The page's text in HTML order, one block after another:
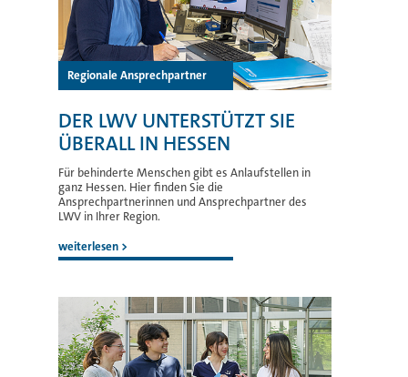
Regionale Ansprechpartner
DER LWV UNTERSTÜTZT SIE
ÜBERALL IN HESSEN
Für behinderte Menschen gibt es Anlaufstellen in
ganz Hessen. Hier finden Sie die
Ansprechpartnerinnen und Ansprechpartner des
LWV in Ihrer Region.
weiterlesen >